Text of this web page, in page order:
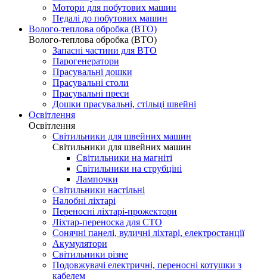
Мотори для побутових машин
Педалі до побутових машин
Волого-теплова обробка (ВТО)
Волого-теплова обробка (ВТО)
Запасні частини для ВТО
Парогенератори
Прасувальні дошки
Прасувальні столи
Прасувальні преси
Дошки прасувальні, стільці швейні
Освітлення
Освітлення
Світильники для швейних машин
Світильники для швейних машин
Світильники на магніті
Світильники на струбціні
Лампочки
Світильники настільні
Налобні ліхтарі
Переносні ліхтарі-прожектори
Ліхтар-переноска для СТО
Сонячні панелі, вуличні ліхтарі, електростанції
Акумулятори
Світильники різне
Подовжувачі електричні, переносні котушки з
кабелем